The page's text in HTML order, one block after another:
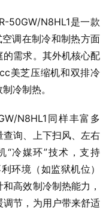
50GW/N8HL1是一款
调在制冷和制热方面
需求。其外机核心配
美芝压缩机和双排冷
冷制热。
N8HL1同样丰富多
询、上下扫风、左右
“冷媒环”技术，支持
环境（如监狱机位）
高效制冷制热能力，
节，为用户带来舒适